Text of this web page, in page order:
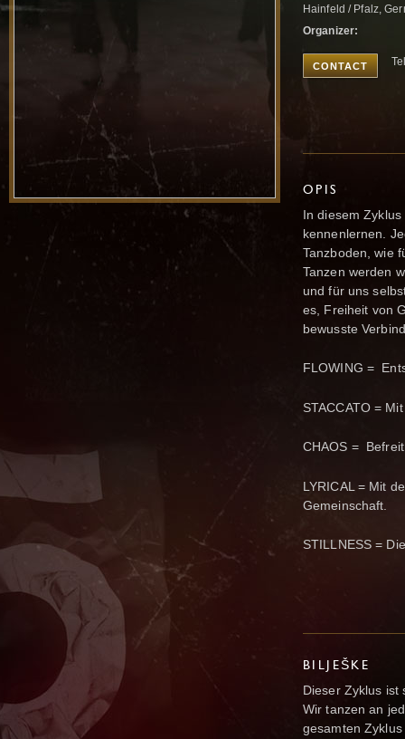
Hainfeld / Pfalz,
Organizer:
CONTACT
OPIS
In diesem
kennenlernen.
Tanzboden, wie
Tanzen werden
und für uns
es, Freiheit von
bewusste
FLOWING =
STACCATO =
CHAOS =
LYRICAL = Mit
Gemeinschaft.
STILLNESS =
BILJEŠKE
Dieser Zyklus ist
Wir tanzen an
gesamten